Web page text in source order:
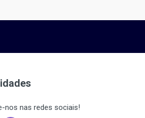
nos nas redes sociais!